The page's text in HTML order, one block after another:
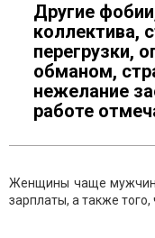
Другие
коллектива,
перегрузки,
обманом,
нежелание
работе
Женщины чаще мужчин
зарплаты, а также того,